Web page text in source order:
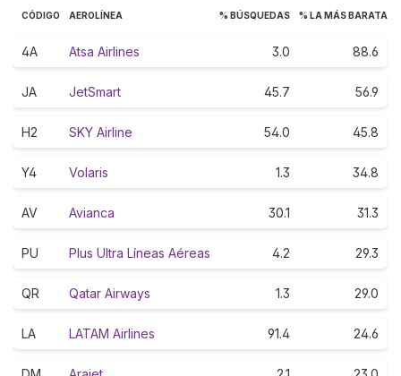
CÓDIGO AEROLÍNEA % BÚSQUEDAS % LA MÁS BARATA
4A Atsa Airlines 3.0 88.6
JA JetSmart 45.7 56.9
H2 SKY Airline 54.0 45.8
Y4 Volaris 1.3 34.8
AV Avianca 30.1 31.3
PU Plus Ultra Líneas Aéreas 4.2 29.3
QR Qatar Airways 1.3 29.0
LA LATAM Airlines 91.4 24.6